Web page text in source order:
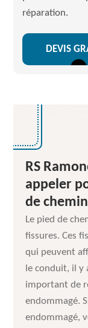
réparation.
DEVIS
RS
appeler
de
Le pied de
fissures. Ces
qui peuvent
le conduit, il y
important de
endommagé.
endommagé,